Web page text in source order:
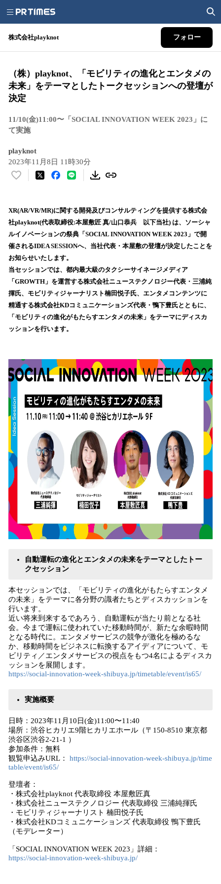
株式会社playknot フォロー
（株）playknot、「モビリティの進化とエンタメの
未来」をテーマとしたトークセッションへの登壇が
決定
11/10(金)11:00〜「SOCIAL INNOVATION WEEK 2023」に
て実施
playknot
2023年11月8日 11時30分
い
！
数
を
読
込
み
中
で
す
XR(AR/VR/MR)に関する開発及びコンサルティングを提供する株式会
社playknot(代表取締役:本屋敷匠 真/山口恭兵 以下当社) は、ソーシャ
ルイノベーションの祭典「SOCIAL INNOVATION WEEK 2023」で開
催されるIDEA SESSIONへ、当社代表・本屋敷の登壇が決定したことを
お知らせいたします。
当セッションでは、都内最大級のタクシーサイネージメディア
「GROWTH」を運営する株式会社ニューステクノロジー代表・三浦純
揮氏、モビリティジャーナリスト楠田悦子氏、エンタメコンテンツに
精通する株式会社KDコミュニケーションズ代表・鴨下豊氏とともに、
「モビリティの進化がもたらすエンタメの未来」をテーマにディスカ
ッションを行います。
自動運転の進化とエンタメの未来をテーマとしたトー
クセッション
本セッションでは、「モビリティの進化がもたらすエンタメ
の未来」をテーマに各分野の識者たちとディスカッションを
行います。
近い将来到来するであろう、自動運転が当たり前となる社
会。今まで運転に使われていた移動時間が、新たな余暇時間
となる時代に。エンタメサービスの競争が激化を極めるな
か、移動時間をビジネスに転換するアイディアについて、モ
ビリティ／エンタメサービスの視点をもつ4名によるディスカ
ッションを展開します。
https://social-innovation-week-shibuya.jp/timetable/event/is65/
実施概要
日時：2023年11月10日(金)11:00〜11:40
場所：渋谷ヒカリエ9階ヒカリエホール（〒150-8510 東京都
渋谷区渋谷2-21-1 ）
参加条件：無料
観覧申込みURL： https://social-innovation-week-shibuya.jp/time
table/event/is65/
登壇者：
・株式会社playknot 代表取締役 本屋敷匠真
・株式会社ニューステクノロジー 代表取締役 三浦純揮氏
・モビリティジャーナリスト 楠田悦子氏
・株式会社KDコミュニケーションズ 代表取締役 鴨下豊氏
（モデレーター）
「SOCIAL INNOVATION WEEK 2023」詳細：
https://social-innovation-week-shibuya.jp/